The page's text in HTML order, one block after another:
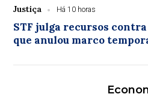
Justiça Há 10 horas
STF julga recursos
que anulou marco